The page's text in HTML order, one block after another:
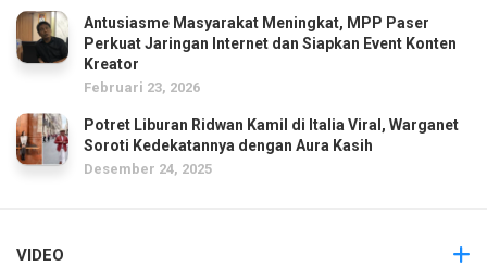
Antusiasme Masyarakat Meningkat, MPP Paser
Perkuat Jaringan Internet dan Siapkan Event Konten
Kreator
Februari 23, 2026
Potret Liburan Ridwan Kamil di Italia Viral, Warganet
Soroti Kedekatannya dengan Aura Kasih
Desember 24, 2025
VIDEO